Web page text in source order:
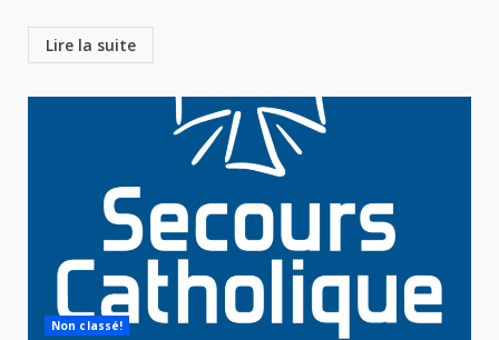
Lire la suite
Non classé!